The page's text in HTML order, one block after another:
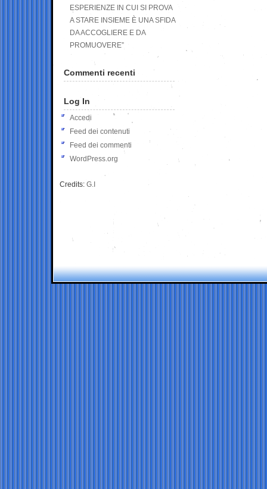
ESPERIENZE IN CUI SI PROVA
A STARE INSIEME È UNA SFIDA
DA ACCOGLIERE E DA
PROMUOVERE”
Commenti recenti
Log In
Accedi
Feed dei contenuti
Feed dei commenti
WordPress.org
Credits: G.I